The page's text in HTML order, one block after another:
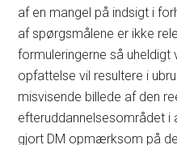
af en mangel på indsigt i
af spørgsmålene er ikke
formuleringerne så
opfattelse vil resultere i
misvisende billede af den
efteruddannelsesområdet i
gjort DM opmærksom på